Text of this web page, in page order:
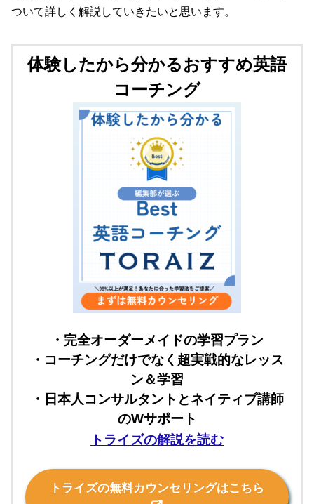
ついて詳しく解説していきたいと思います。
体験したから分かるおすすめ英語
コーチング
・完全オーダーメイドの学習プラン
・コーチングだけでなく超実戦的なレッス
ン＆学習
・日本人コンサルタントとネイティブ講師
のWサポート
トライズの解説を読む
トライズの無料カウンセリングはこちら